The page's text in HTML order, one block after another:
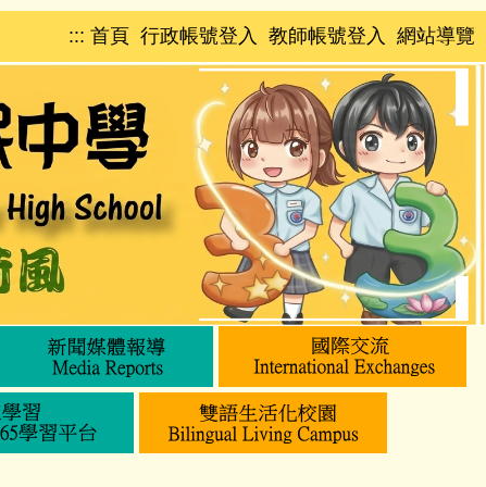
::: 首頁 行政帳號登入 教師帳號登入 網站導覽